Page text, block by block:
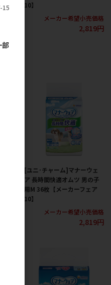
10】
メーカー希望小売価格
2,819円
[ユニ･チャーム]マナーウェ
ア 長時間快適オムツ 男の子
用M 36枚【メーカーフェア
10】
メーカー希望小売価格
2,819円
15
部